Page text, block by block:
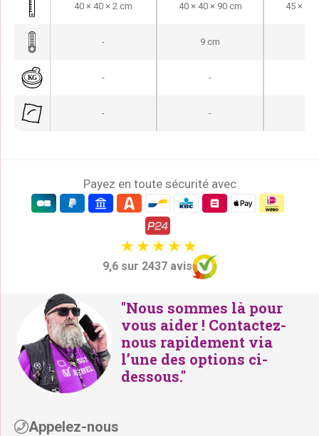
40 × 40 × 2 cm 40 × 40 × 90 cm 45 × 45
- 9 cm
- -
- -
Payez en toute sécurité avec
9,6 sur 2437 avis
"Nous sommes là pour
vous aider ! Contactez-
nous rapidement via
l’une des options ci-
dessous."
Appelez-nous